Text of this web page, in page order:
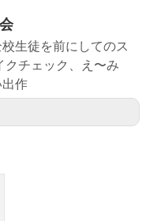
生徒を前にしてのス
クチェック、え〜み
作